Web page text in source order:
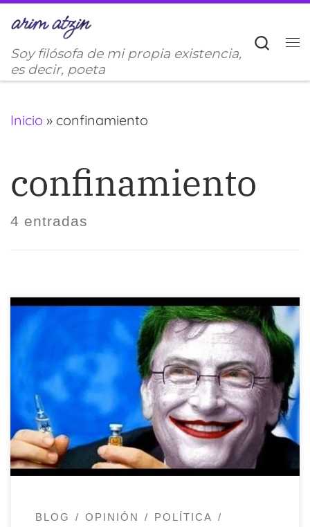
Saltar al contenido
Soy filósofa de mi propia existencia,
es decir, poeta
Inicio » confinamiento
confinamiento
4 entradas
Existe una versión oficial, existen
conspiraciones. Sin embargo, hay una
sola verdad, la cual jamás sabremos,
porque desgraciadamente quienes tienen
la información verídica, tienen el poder y
no les interesa compartirlo con el común
de los mortales. Se esparcen datos para
todos los gustos, se tejen teorías
BLOG OPINIÓN
POLÍTICA